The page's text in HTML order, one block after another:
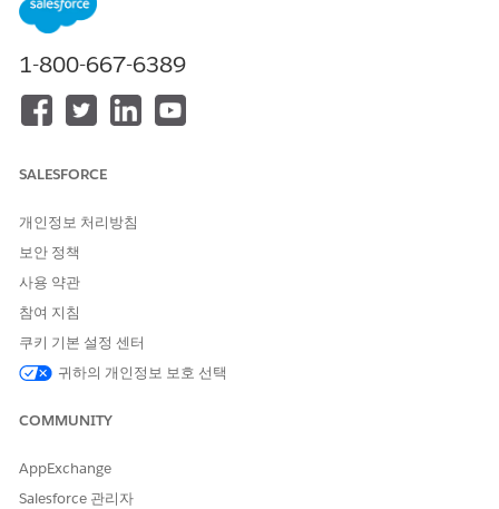
Center Management app
On the case record page, go to the
New
In the Notes window, enter a title for your note.
Record observations or important details the client shares
ClickDone
Notestab to record a call summary or add additional
SEE ALSO
Salesforce Help
Support Center Management
1-800-667-6389
SALESFORCE
개인정보 처리방침
보안 정책
사용 약관
참여 지침
쿠키 기본 설정 센터
귀하의 개인정보 보호 선택
COMMUNITY
AppExchange
Salesforce 관리자